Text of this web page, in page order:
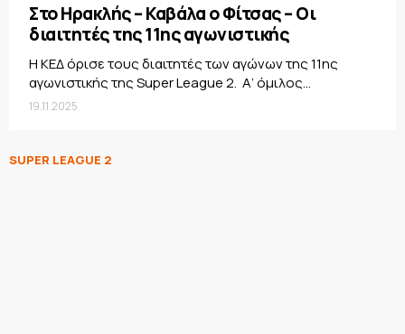
Στο Ηρακλής – Καβάλα ο Φίτσας – Οι
διαιτητές της 11ης αγωνιστικής
Η ΚΕΔ όρισε τους διαιτητές των αγώνων της 11ης
αγωνιστικής της Super League 2. Α’ όμιλος...
19.11.2025
SUPER LEAGUE 2